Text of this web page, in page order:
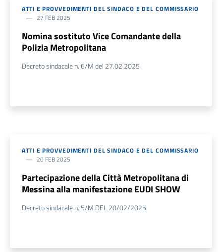
ATTI E PROVVEDIMENTI DEL SINDACO E DEL COMMISSARIO
27 FEB 2025
Nomina sostituto Vice Comandante della
Polizia Metropolitana
Decreto sindacale n. 6/M del 27.02.2025
ATTI E PROVVEDIMENTI DEL SINDACO E DEL COMMISSARIO
20 FEB 2025
Partecipazione della Città Metropolitana di
Messina alla manifestazione EUDI SHOW
Decreto sindacale n. 5/M DEL 20/02/2025